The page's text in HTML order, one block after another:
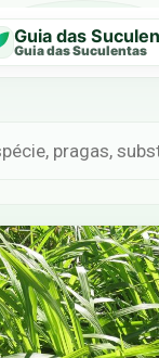
Guia das
Guia das Suculentas